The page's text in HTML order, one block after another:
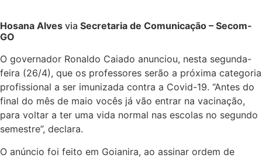
Hosana Alves via Secretaria de Comunicação – Secom-
GO
O governador Ronaldo Caiado anunciou, nesta segunda-
feira (26/4), que os professores serão a próxima categoria
profissional a ser imunizada contra a Covid-19. “Antes do
final do mês de maio vocês já vão entrar na vacinação,
para voltar a ter uma vida normal nas escolas no segundo
semestre”, declara.
O anúncio foi feito em Goianira, ao assinar ordem de